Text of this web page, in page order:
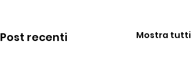
Post recenti Mostra tutti